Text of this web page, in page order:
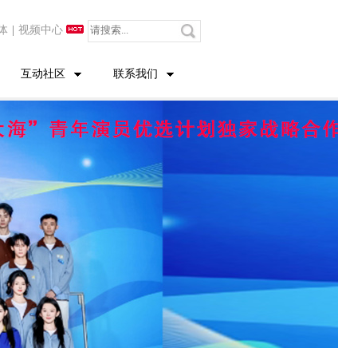
视频中心
互动社区 联系我们